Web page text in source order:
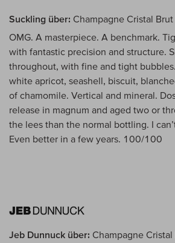
Suckling über: Champagne Cristal Brut
OMG. A masterpiece. A benchmark.
with fantastic precision and structure.
throughout, with fine and tight
white apricot, seashell, biscuit,
of chamomile. Vertical and mineral.
release in magnum and aged two or
the lees than the normal bottling. I
Even better in a few years. 100/100
Jeb Dunnuck über: Champagne Cristal